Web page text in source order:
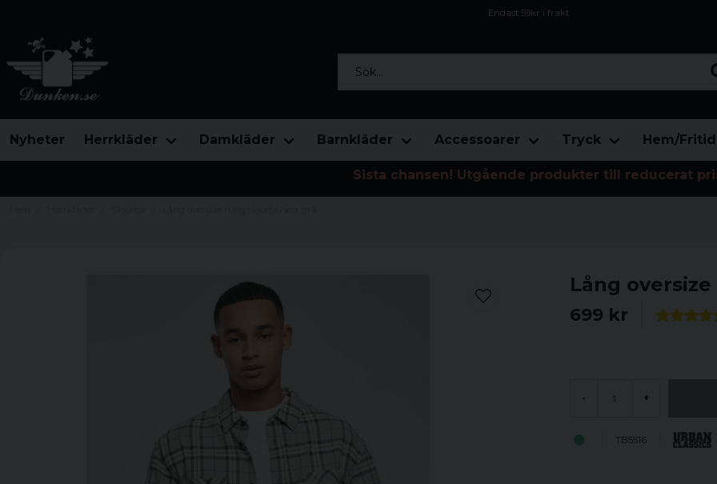
Endast 59kr i frakt
Nyheter Herrkläder Damkläder Barnkläder Accessoarer Tryck Hem/Fritid
Sista chansen! Utgående produkter till reducerat
Lång
699 kr
- +
TB5516